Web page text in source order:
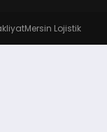
Mersin Lojistik